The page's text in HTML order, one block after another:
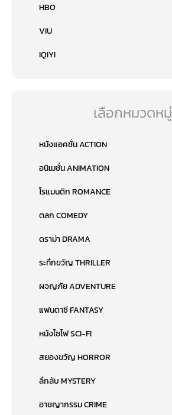
HBO
VIU
IQIYI
เลือกหมวดหมู่
หนังแอคชั่น ACTION
อนิเมชั่น ANIMATION
โรแมนติก ROMANCE
ตลก COMEDY
ดราม่า DRAMA
ระทึกขวัญ THRILLER
ผจญภัย ADVENTURE
แฟนตาซี FANTASY
หนังไซไฟ SCI-FI
สยองขวัญ HORROR
ลึกลับ MYSTERY
อาชญากรรม CRIME